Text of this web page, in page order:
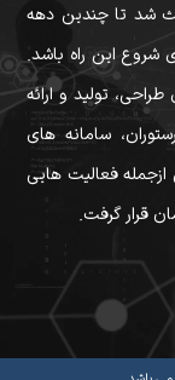
شد تا چندین دهه
شروع این راه باشد.
تولید و ارائه
سامانه های
فعالیت هایی
قرار گرفت.